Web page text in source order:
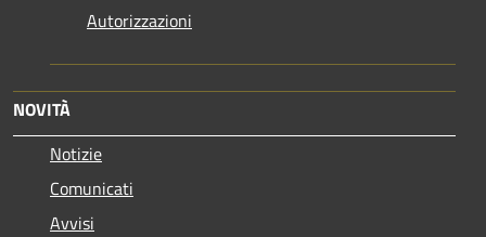
Autorizzazioni
NOVITÀ
Notizie
Comunicati
Avvisi